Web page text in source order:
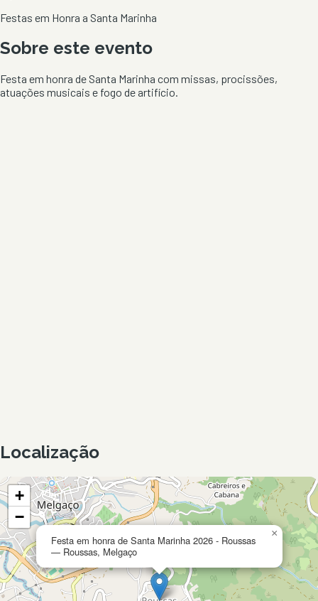
Festas em Honra a Santa Marinha
Sobre este evento
Festa em honra de Santa Marinha com missas, procissões,
atuações musicais e fogo de artifício.
Localização
Festa em honra de Santa Marinha 2026 - Roussas
— Roussas, Melgaço
×
+
−